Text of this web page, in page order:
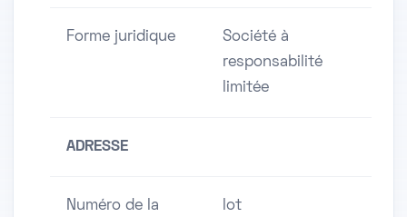
Forme juridique
Société à
responsabilité
limitée
ADRESSE
Numéro de la
lot